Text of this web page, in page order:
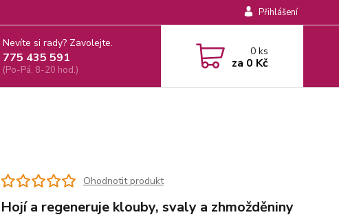
Přihlášení
Nevíte si rady? Zavolejte.
775 435 591
(Po-Pá, 8-20 hod.)
0ks
za 0 Kč
Ohodnotit produkt
Hojí a regeneruje klouby, svaly a zhmožděniny